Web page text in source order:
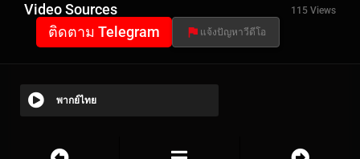
Video Sources 115 Views
ติดตาม Telegram แจ้งปัญหาวีดีโอ
พากย์ไทย